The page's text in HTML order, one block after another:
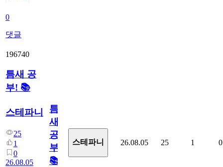
0
댓글
196740
틈새 공
부! 📚
스테파니
25
1
0
26.08.05
틈
새
공
부!
📚
스테파니 26.08.05 25 1 0